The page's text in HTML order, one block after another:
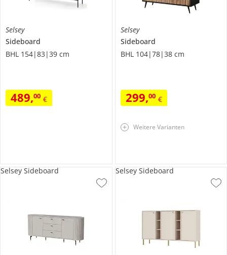
Selsey
Sideboard
BHL 154|83|39 cm
489,00 €
Selsey
Sideboard
BHL 104|78|38 cm
299,00 €
Weitere Varianten
Selsey Sideboard Selsey Sideboard